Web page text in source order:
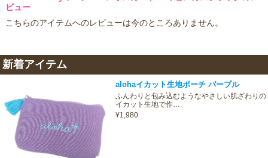
ビュー
こちらのアイテムへのレビューは今のところありません。
新着アイテム
alohaイカット生地ポーチ パープル
ふんわりと包み込むようなやさしい肌ざわりの
イカット生地で作…
¥1,980